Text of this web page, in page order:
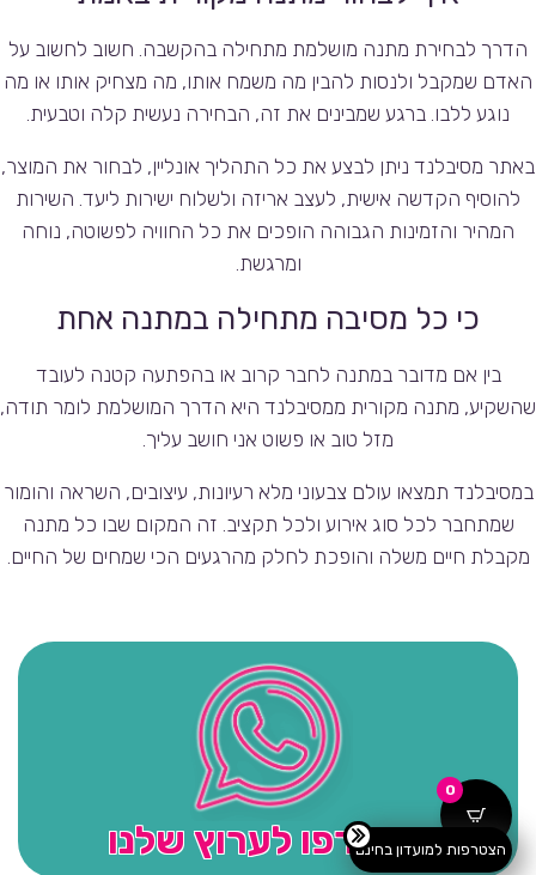
הדרך לבחירת מתנה מושלמת מתחילה בהקשבה. חשוב לחשוב על
האדם שמקבל ולנסות להבין מה משמח אותו, מה מצחיק אותו או מה
נוגע ללבו. ברגע שמבינים את זה, הבחירה נעשית קלה וטבעית.
באתר מסיבלנד ניתן לבצע את כל התהליך אונליין, לבחור את המוצר,
להוסיף הקדשה אישית, לעצב אריזה ולשלוח ישירות ליעד. השירות
המהיר והזמינות הגבוהה הופכים את כל החוויה לפשוטה, נוחה
ומרגשת.
כי כל מסיבה מתחילה במתנה אחת
בין אם מדובר במתנה לחבר קרוב או בהפתעה קטנה לעובד
שהשקיע, מתנה מקורית ממסיבלנד היא הדרך המושלמת לומר תודה,
מזל טוב או פשוט אני חושב עליך.
במסיבלנד תמצאו עולם צבעוני מלא רעיונות, עיצובים, השראה והומור
שמתחבר לכל סוג אירוע ולכל תקציב. זה המקום שבו כל מתנה
מקבלת חיים משלה והופכת לחלק מהרגעים הכי שמחים של החיים.
הצטרפו לערוץ שלנו
0
הצטרפות למועדון בחינם